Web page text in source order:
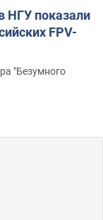
НГУ показали
FPV-
"Безумного